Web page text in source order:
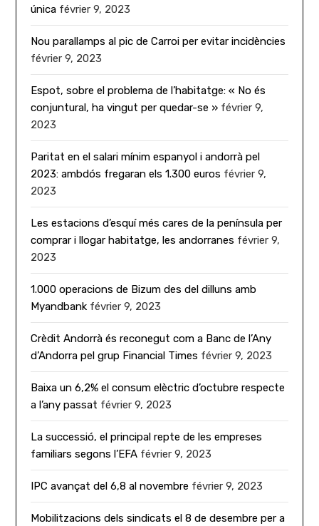
única février 9, 2023
Nou parallamps al pic de Carroi per evitar incidències
février 9, 2023
Espot, sobre el problema de l’habitatge: « No és
conjuntural, ha vingut per quedar-se » février 9,
2023
Paritat en el salari mínim espanyol i andorrà pel
2023: ambdós fregaran els 1.300 euros février 9,
2023
Les estacions d’esquí més cares de la península per
comprar i llogar habitatge, les andorranes février 9,
2023
1.000 operacions de Bizum des del dilluns amb
Myandbank février 9, 2023
Crèdit Andorrà és reconegut com a Banc de l’Any
d’Andorra pel grup Financial Times février 9, 2023
Baixa un 6,2% el consum elèctric d’octubre respecte
a l’any passat février 9, 2023
La successió, el principal repte de les empreses
familiars segons l’EFA février 9, 2023
IPC avançat del 6,8 al novembre février 9, 2023
Mobilitzacions dels sindicats el 8 de desembre per a